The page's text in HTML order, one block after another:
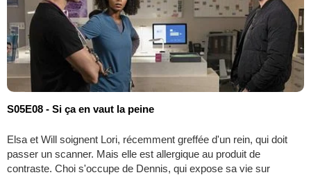
S05E08 - Si ça en vaut la peine
Elsa et Will soignent Lori, récemment greffée d'un rein, qui doit
passer un scanner. Mais elle est allergique au produit de
contraste. Choi s'occupe de Dennis, qui expose sa vie sur